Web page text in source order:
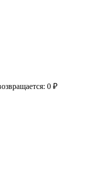
0 ₽